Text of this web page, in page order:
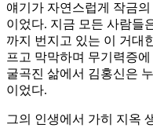
얘기가 자연스럽게 작금
이었다. 지금 모든 사람들
까지 번지고 있는 이 거대
프고 막막하며 무기력증
굴곡진 삶에서 김홍신은
이었다.
그의 인생에서 가히 지옥